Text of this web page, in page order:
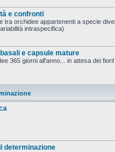
e confronti
tra orchidee appartenenti a specie
intraspecifica)
e capsule mature
365 giorni all'anno... in attesa dei fiori!
determinazione